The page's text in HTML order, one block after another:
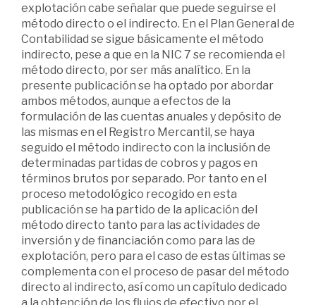
explotación cabe señalar que puede seguirse el
método directo o el indirecto. En el Plan General de
Contabilidad se sigue básicamente el método
indirecto, pese a que en la NIC 7 se recomienda el
método directo, por ser más analítico. En la
presente publicación se ha optado por abordar
ambos métodos, aunque a efectos de la
formulación de las cuentas anuales y depósito de
las mismas en el Registro Mercantil, se haya
seguido el método indirecto con la inclusión de
determinadas partidas de cobros y pagos en
términos brutos por separado. Por tanto en el
proceso metodológico recogido en esta
publicación se ha partido de la aplicación del
método directo tanto para las actividades de
inversión y de financiación como para las de
explotación, pero para el caso de estas últimas se
complementa con el proceso de pasar del método
directo al indirecto, así como un capítulo dedicado
a la obtención de los flujos de efectivo por el